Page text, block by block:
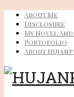
About Me
Disclosure
My Novel
Portofolio
About